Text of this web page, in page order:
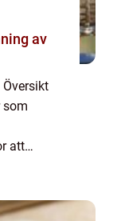
som
att